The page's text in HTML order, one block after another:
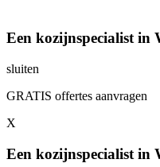
Een kozijnspecialist in
sluiten
GRATIS offertes aanvragen
X
Een kozijnspecialist in